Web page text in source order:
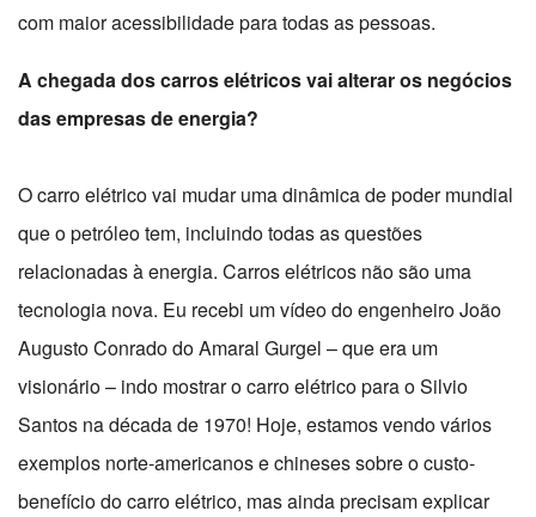
com maior acessibilidade para todas as pessoas.
A chegada dos carros elétricos vai alterar os negócios
das empresas de energia?
O carro elétrico vai mudar uma dinâmica de poder mundial
que o petróleo tem, incluindo todas as questões
relacionadas à energia. Carros elétricos não são uma
tecnologia nova. Eu recebi um vídeo do engenheiro João
Augusto Conrado do Amaral Gurgel – que era um
visionário – indo mostrar o carro elétrico para o Silvio
Santos na década de 1970! Hoje, estamos vendo vários
exemplos norte-americanos e chineses sobre o custo-
benefício do carro elétrico, mas ainda precisam explicar